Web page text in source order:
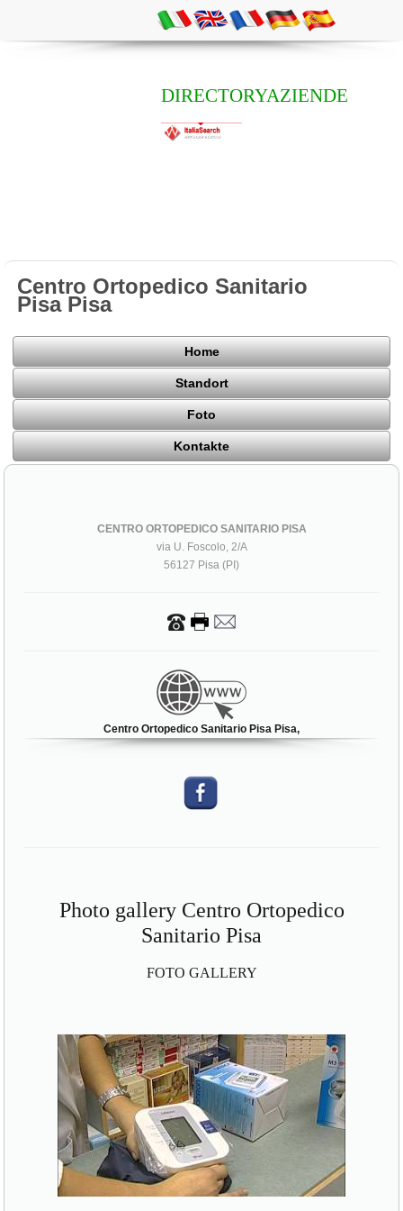
DIRECTORYAZIENDE
Centro Ortopedico Sanitario
Pisa Pisa
Home
Standort
Foto
Kontakte
CENTRO ORTOPEDICO SANITARIO PISA
via U. Foscolo, 2/A
56127 Pisa (PI)
Centro Ortopedico Sanitario Pisa Pisa,
Photo gallery Centro Ortopedico
Sanitario Pisa
FOTO GALLERY